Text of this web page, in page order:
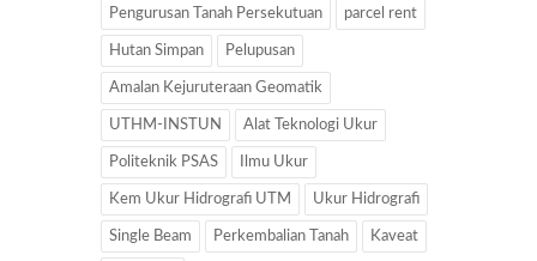
Pengurusan Tanah Persekutuan parcel rent
Hutan Simpan Pelupusan
Amalan Kejuruteraan Geomatik
UTHM-INSTUN Alat Teknologi Ukur
Politeknik PSAS Ilmu Ukur
Kem Ukur Hidrografi UTM Ukur Hidrografi
Single Beam Perkembalian Tanah Kaveat